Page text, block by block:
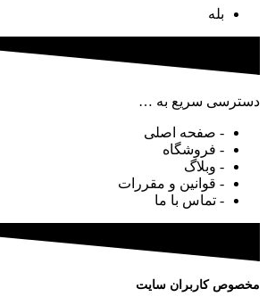
بله
دسترسی سریع به …
- صفحه اصلی
- فروشگاه
- وبلاگ
- قوانین و مقررات
- تماس با ما
مخصوص کاربران سایت